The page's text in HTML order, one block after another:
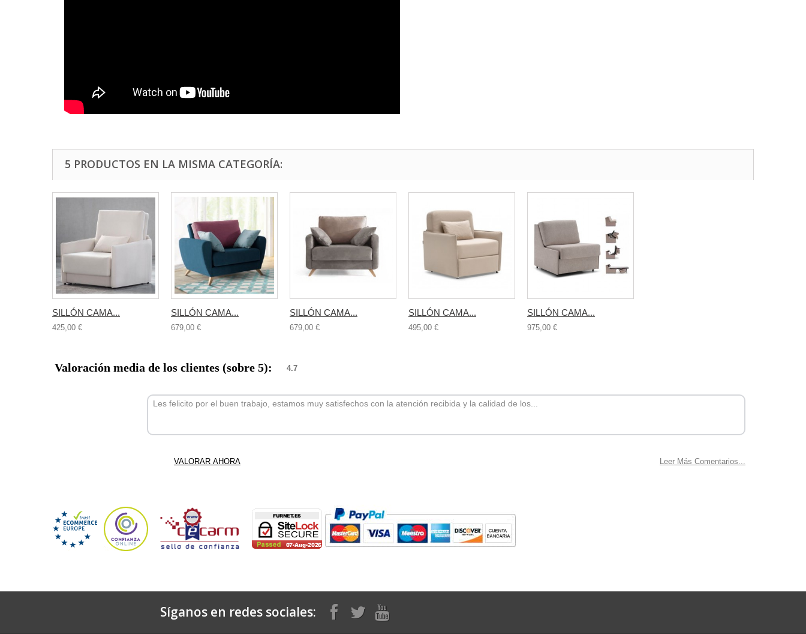
5 PRODUCTOS EN LA MISMA CATEGORÍA:
SILLÓN CAMA...
425,00 €
SILLÓN CAMA...
679,00 €
SILLÓN CAMA...
679,00 €
SILLÓN CAMA...
495,00 €
SILLÓN CAMA...
975,00 €
Valoración media de los clientes (sobre 5): 4.7
Les felicito por el buen trabajo, estamos muy satisfechos con la atención recibida y la calidad de los...
Leer Más Comentarios...
Síganos en redes sociales: